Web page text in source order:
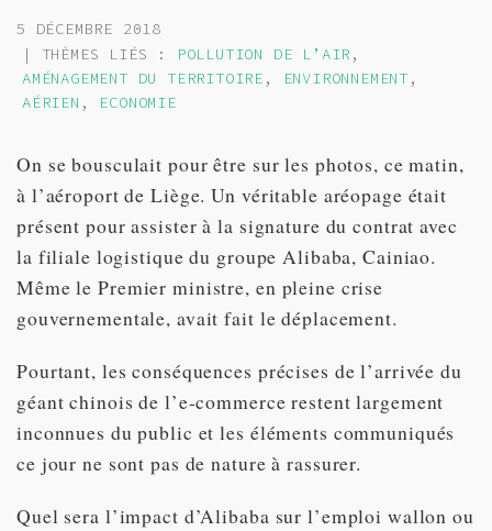
5 DÉCEMBRE 2018
| THÈMES LIÉS :
POLLUTION DE L’AIR ,
AMÉNAGEMENT DU TERRITOIRE , ENVIRONNEMENT ,
AÉRIEN , ECONOMIE
On se bousculait pour être sur les photos, ce matin,
à l’aéroport de Liège. Un véritable aréopage était
présent pour assister à la signature du contrat avec
la filiale logistique du groupe Alibaba, Cainiao.
Même le Premier ministre, en pleine crise
gouvernementale, avait fait le déplacement.
Pourtant, les conséquences précises de l’arrivée du
géant chinois de l’e-commerce restent largement
inconnues du public et les éléments communiqués
ce jour ne sont pas de nature à rassurer.
Quel sera l’impact d’Alibaba sur l’emploi wallon ou